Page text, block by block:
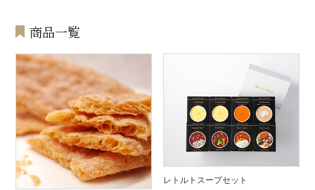
商品一覧
レトルトスープセット